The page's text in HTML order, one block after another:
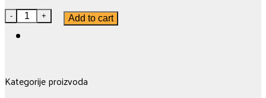
MISTIČNA MEDICINA - Dr Voren Piters quantity
Add to cart
Kategorije proizvoda